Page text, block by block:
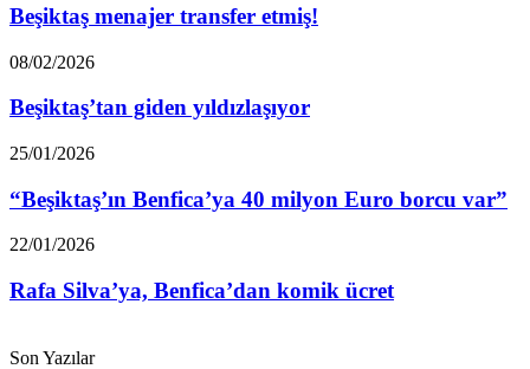
transfer
etmiş!
Beşiktaş menajer transfer etmiş!
Beşiktaş’tan
yıldızlaşıyor
08/02/2026
Beşiktaş’tan giden yıldızlaşıyor
“Beşiktaş’ın
40
milyon
Euro
var”
25/01/2026
“Beşiktaş’ın Benfica’ya 40 milyon Euro borcu var”
Rafa
Benfica’dan
22/01/2026
Rafa Silva’ya, Benfica’dan komik ücret
Son Yazılar